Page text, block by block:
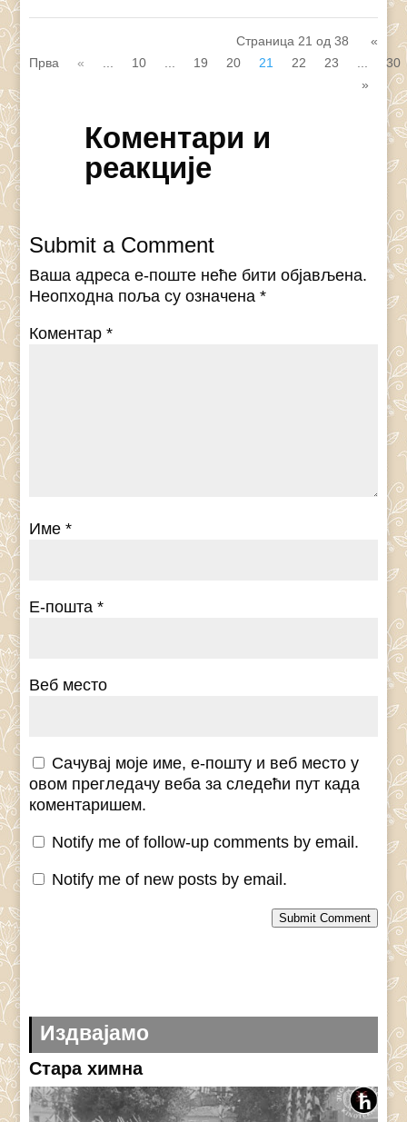
Страница 21 од 38
«
Прва
« 10 19 20 21 22 23
30
»
Коментари и
реакције
Submit a Comment
Ваша адреса е-поште неће бити објављена.
Неопходна поља су означена*
Коментар*
Име*
Е-пошта*
Веб место
Сачувај моје име, е-пошту и веб место у
овом прегледачу веба за следећи пут када
коментаришем.
Notify me of follow-up comments by email.
Notify me of new posts by email.
Submit Comment
Издвајамо
Стара химна